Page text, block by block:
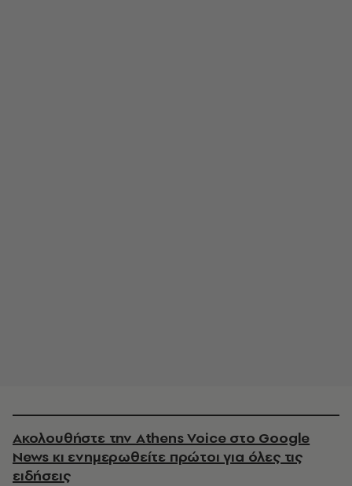
Ακολουθήστε την Athens Voice στο Google
News κι ενημερωθείτε πρώτοι για όλες τις
ειδήσεις